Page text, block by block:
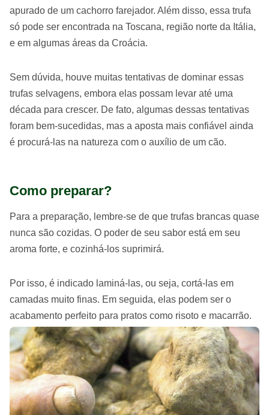
apurado de um cachorro farejador. Além disso, essa trufa
só pode ser encontrada na Toscana, região norte da Itália,
e em algumas áreas da Croácia.
Sem dúvida, houve muitas tentativas de dominar essas
trufas selvagens, embora elas possam levar até uma
década para crescer. De fato, algumas dessas tentativas
foram bem-sucedidas, mas a aposta mais confiável ainda
é procurá-las na natureza com o auxílio de um cão.
Como preparar?
Para a preparação, lembre-se de que trufas brancas quase
nunca são cozidas. O poder de seu sabor está em seu
aroma forte, e cozinhá-los suprimirá.
Por isso, é indicado laminá-las, ou seja, cortá-las em
camadas muito finas. Em seguida, elas podem ser o
acabamento perfeito para pratos como risoto e macarrão.